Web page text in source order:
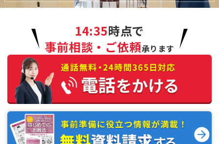
14:35時点で
事前相談・ご依頼承ります